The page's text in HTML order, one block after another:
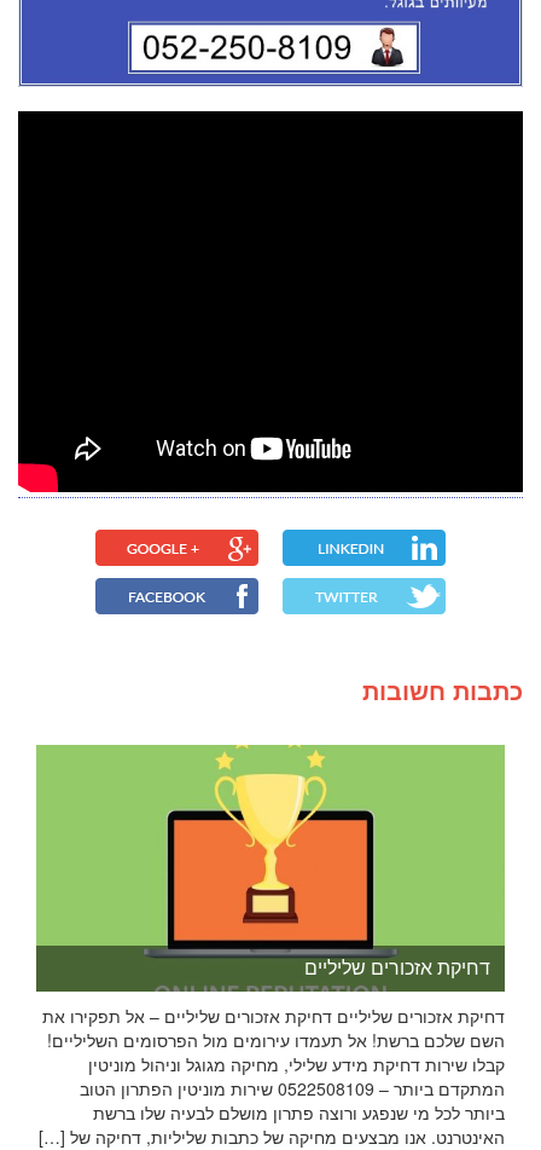
כתבות חשובות
דחיקת אזכורים שליליים
דחיקת אזכורים שליליים דחיקת אזכורים שליליים – אל תפקירו את
השם שלכם ברשת! אל תעמדו עירומים מול הפרסומים השליליים!
קבלו שירות דחיקת מידע שלילי, מחיקה מגוגל וניהול מוניטין
המתקדם ביותר – 0522508109 שירות מוניטין הפתרון הטוב
ביותר לכל מי שנפגע ורוצה פתרון מושלם לבעיה שלו ברשת
האינטרנט. אנו מבצעים מחיקה של כתבות שליליות, דחיקה של […]